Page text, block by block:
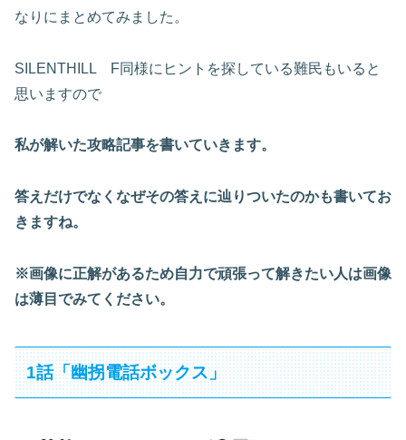
なりにまとめてみました。
SILENTHILL F同様にヒントを探している難民もいると
思いますので
私が解いた攻略記事を書いていきます。
答えだけでなくなぜその答えに辿りついたのかも書いてお
きますね。
※画像に正解があるため自力で頑張って解きたい人は画像
は薄目でみてください。
1話「幽拐電話ボックス」